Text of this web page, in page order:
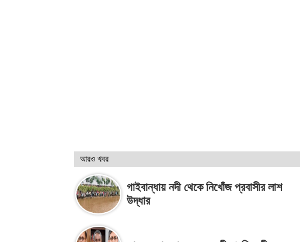
আরও খবর
গাইবান্ধায় নদী থেকে নিখোঁজ প্রবাসীর লাশ
উদ্ধার